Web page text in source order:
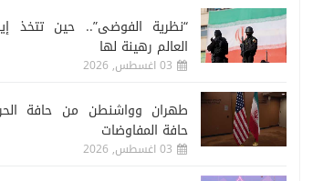
“نظرية الفوضى”.. حين تتخذ
العالم رهينة لها
03 اغسطس, 2026
طهران وواشنطن من حافة
حافة المفاوضات
03 اغسطس, 2026